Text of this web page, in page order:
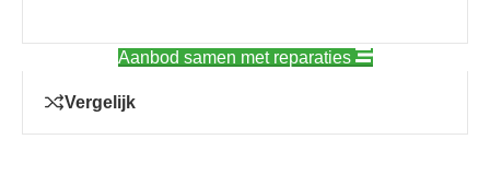
Aanbod samen met reparaties
Vergelijk